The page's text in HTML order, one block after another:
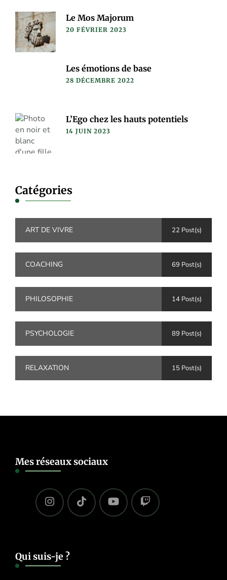
Le Mos Majorum
20 FÉVRIER 2023
Les émotions de base
28 DÉCEMBRE 2022
L’Ego chez les hauts potentiels
14 JUIN 2023
Catégories
ART DE VIVRE 22 Post(s)
COACHING 69 Post(s)
PHILOSOPHIE 14 Post(s)
PSYCHOLOGIE 89 Post(s)
RELAXATION 15 Post(s)
Mes réseaux sociaux
Qui suis-je ?